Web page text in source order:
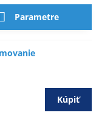
Parametre
Kúpiť